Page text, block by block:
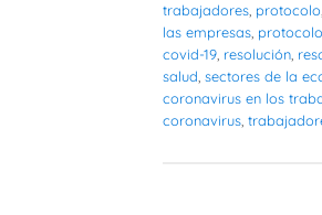
trabajadores, protocolo,
las empresas,
covid-19, resolución,
salud, sectores de la
coronavirus en los
coronavirus,